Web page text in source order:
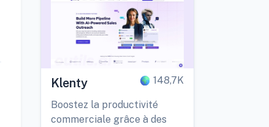
Klenty 148,7K
Boostez la productivité
commerciale grâce à des